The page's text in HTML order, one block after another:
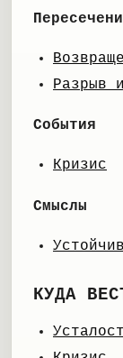
Разрыв
События
Кризис
Смыслы
КУДА